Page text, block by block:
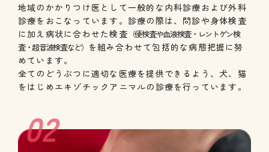
地域のかかりつけ医として一般的な内科診療および外科
診療をおこなっています。診療の際は、問診や身体検査
に加え病状に合わせた検査 （便検査や血液検査・レントゲン検
査・超音波検査など） を組み合わせて包括的な病態把握に努
めています。
全てのどうぶつに適切な医療を提供できるよう、犬、猫
をはじめエキゾチックアニマルの診療を行っています。
02